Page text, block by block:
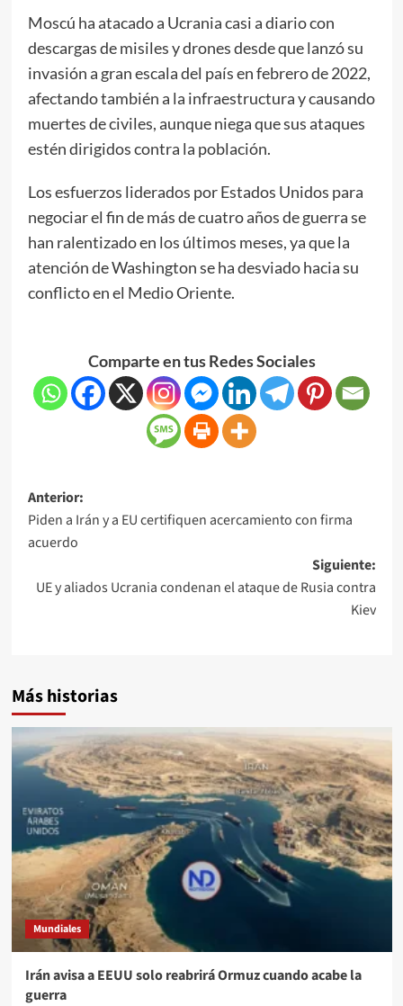
Moscú ha atacado a Ucrania casi a diario con
descargas de misiles y drones desde que lanzó su
invasión a gran escala del país en febrero de 2022,
afectando también a la infraestructura y causando
muertes de civiles, aunque niega que sus ataques
estén dirigidos contra la población.
Los esfuerzos liderados por Estados Unidos para
negociar el fin de más de cuatro años de guerra se
han ralentizado en los últimos meses, ya que la
atención de Washington se ha desviado hacia su
conflicto en el Medio Oriente.
Comparte en tus Redes Sociales
Anterior:
Piden a Irán y a EU certifiquen acercamiento con firma
acuerdo
Siguiente:
UE y aliados Ucrania condenan el ataque de Rusia contra
Kiev
Más historias
Mundiales
Irán avisa a EEUU solo reabrirá Ormuz cuando acabe la
guerra